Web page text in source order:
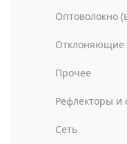
Оптоволокно
Отклоняющие
Прочее
Рефлекторы и
Сеть